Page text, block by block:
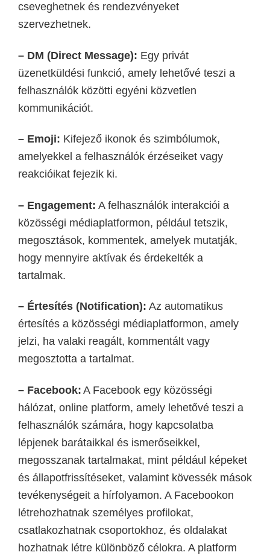
cseveghetnek és rendezvényeket
szervezhetnek.
– DM (Direct Message): Egy privát
üzenetküldési funkció, amely lehetővé teszi a
felhasználók közötti egyéni közvetlen
kommunikációt.
– Emoji: Kifejező ikonok és szimbólumok,
amelyekkel a felhasználók érzéseiket vagy
reakcióikat fejezik ki.
– Engagement: A felhasználók interakciói a
közösségi médiaplatformon, például tetszik,
megosztások, kommentek, amelyek mutatják,
hogy mennyire aktívak és érdekelték a
tartalmak.
– Értesítés (Notification): Az automatikus
értesítés a közösségi médiaplatformon, amely
jelzi, ha valaki reagált, kommentált vagy
megosztotta a tartalmat.
– Facebook: A Facebook egy közösségi
hálózat, online platform, amely lehetővé teszi a
felhasználók számára, hogy kapcsolatba
lépjenek barátaikkal és ismerőseikkel,
megosszanak tartalmakat, mint például képeket
és állapotfrissítéseket, valamint kövessék mások
tevékenységeit a hírfolyamon. A Facebookon
létrehozhatnak személyes profilokat,
csatlakozhatnak csoportokhoz, és oldalakat
hozhatnak létre különböző célokra. A platform